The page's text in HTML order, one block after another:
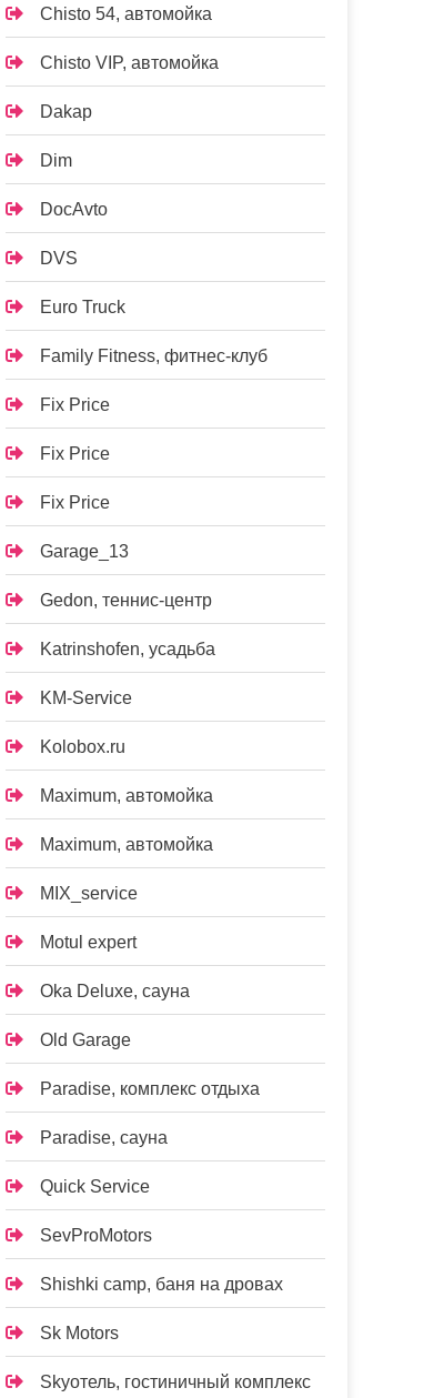
Chisto 54, автомойка
Chisto VIP, автомойка
Dakap
Dim
DocAvto
DVS
Euro Truck
Family Fitness, фитнес-клуб
Fix Price
Fix Price
Fix Price
Garage_13
Gedon, теннис-центр
Katrinshofen, усадьба
KM-Service
Kolobox.ru
Maximum, автомойка
Maximum, автомойка
MIX_service
Motul expert
Oka Deluxe, сауна
Old Garage
Paradise, комплекс отдыха
Paradise, сауна
Quick Service
SevProMotors
Shishki camp, баня на дровах
Sk Motors
Skyотель, гостиничный комплекс